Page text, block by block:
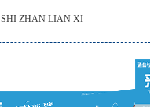
SHI ZHAN LIAN XI